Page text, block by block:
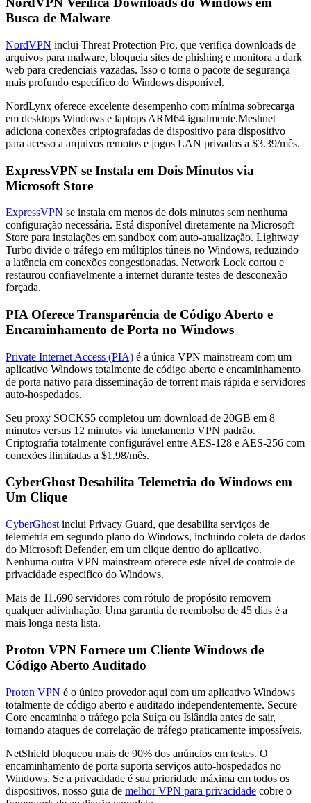
Busca de Malware
NordVPN inclui Threat Protection Pro, que verifica downloads de
arquivos para malware, bloqueia sites de phishing e monitora a dark
web para credenciais vazadas. Isso o torna o pacote de segurança
mais profundo específico do Windows disponível.
NordLynx oferece excelente desempenho com mínima sobrecarga
em desktops Windows e laptops ARM64 igualmente.Meshnet
adiciona conexões criptografadas de dispositivo para dispositivo
para acesso a arquivos remotos e jogos LAN privados a $3.39/mês.
ExpressVPN se Instala em Dois Minutos via
Microsoft Store
ExpressVPN se instala em menos de dois minutos sem nenhuma
configuração necessária. Está disponível diretamente na Microsoft
Store para instalações em sandbox com auto-atualização. Lightway
Turbo divide o tráfego em múltiplos túneis no Windows, reduzindo
a latência em conexões congestionadas. Network Lock cortou e
restaurou confiavelmente a internet durante testes de desconexão
forçada.
PIA Oferece Transparência de Código Aberto e
Encaminhamento de Porta no Windows
Private Internet Access (PIA) é a única VPN mainstream com um
aplicativo Windows totalmente de código aberto e encaminhamento
de porta nativo para disseminação de torrent mais rápida e servidores
auto-hospedados.
Seu proxy SOCKS5 completou um download de 20GB em 8
minutos versus 12 minutos via tunelamento VPN padrão.
Criptografia totalmente configurável entre AES-128 e AES-256 com
conexões ilimitadas a $1.98/mês.
CyberGhost Desabilita Telemetria do Windows em
Um Clique
CyberGhost inclui Privacy Guard, que desabilita serviços de
telemetria em segundo plano do Windows, incluindo coleta de dados
do Microsoft Defender, em um clique dentro do aplicativo.
Nenhuma outra VPN mainstream oferece este nível de controle de
privacidade específico do Windows.
Mais de 11.690 servidores com rótulo de propósito removem
qualquer adivinhação. Uma garantia de reembolso de 45 dias é a
mais longa nesta lista.
Proton VPN Fornece um Cliente Windows de
Código Aberto Auditado
Proton VPN é o único provedor aqui com um aplicativo Windows
totalmente de código aberto e auditado independentemente. Secure
Core encaminha o tráfego pela Suíça ou Islândia antes de sair,
tornando ataques de correlação de tráfego praticamente impossíveis.
NetShield bloqueou mais de 90% dos anúncios em testes. O
encaminhamento de porta suporta serviços auto-hospedados no
Windows. Se a privacidade é sua prioridade máxima em todos os
dispositivos, nosso guia de melhor VPN para privacidade cobre o